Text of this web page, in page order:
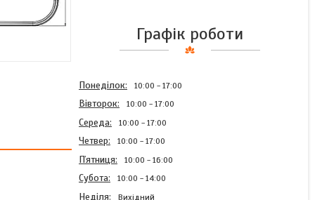
Графік роботи
Понеділок 10:00 17:00
Вівторок 10:00 17:00
Середа 10:00 17:00
Четвер 10:00 17:00
Пʼятниця 10:00 16:00
Субота 10:00 14:00
Неділя Вихідний